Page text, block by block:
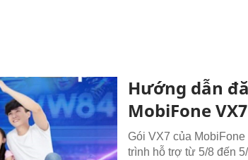
Hướng dẫn
MobiFone VX7
Gói VX7 của
trình hỗ trợ từ 5/8 đến